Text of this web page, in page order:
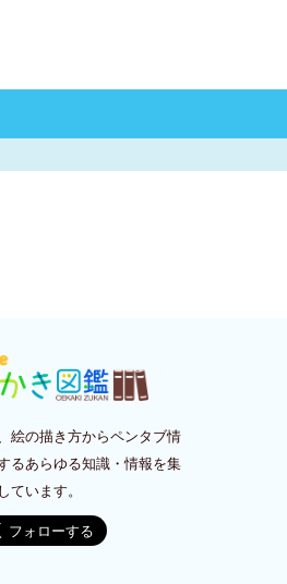
絵の描き方からペンタブ情
るあらゆる知識・情報を集
ています。